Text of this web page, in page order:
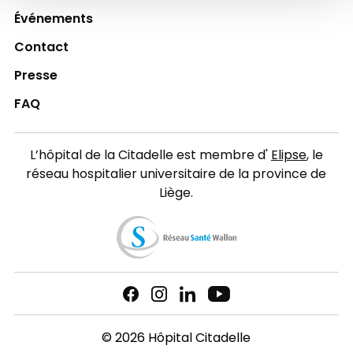
Événements
Contact
Presse
FAQ
L’hôpital de la Citadelle est membre d'Elipse, le
réseau hospitalier universitaire de la province de
Liège.
© 2026 Hôpital Citadelle